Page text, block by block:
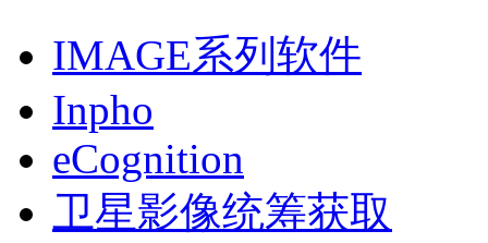
IMAGE系列软件
Inpho
eCognition
卫星影像统筹获取